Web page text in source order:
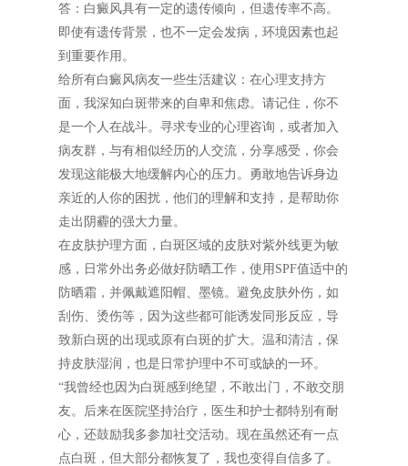
答：白癜风具有一定的遗传倾向，但遗传率不高。
即使有遗传背景，也不一定会发病，环境因素也起
到重要作用。
给所有白癜风病友一些生活建议：在心理支持方
面，我深知白斑带来的自卑和焦虑。请记住，你不
是一个人在战斗。寻求专业的心理咨询，或者加入
病友群，与有相似经历的人交流，分享感受，你会
发现这能极大地缓解内心的压力。勇敢地告诉身边
亲近的人你的困扰，他们的理解和支持，是帮助你
走出阴霾的强大力量。
在皮肤护理方面，白斑区域的皮肤对紫外线更为敏
感，日常外出务必做好防晒工作，使用SPF值适中的
防晒霜，并佩戴遮阳帽、墨镜。避免皮肤外伤，如
刮伤、烫伤等，因为这些都可能诱发同形反应，导
致新白斑的出现或原有白斑的扩大。温和清洁，保
持皮肤湿润，也是日常护理中不可或缺的一环。
“我曾经也因为白斑感到绝望，不敢出门，不敢交朋
友。后来在医院坚持治疗，医生和护士都特别有耐
心，还鼓励我多参加社交活动。现在虽然还有一点
点白斑，但大部分都恢复了，我也变得自信多了。